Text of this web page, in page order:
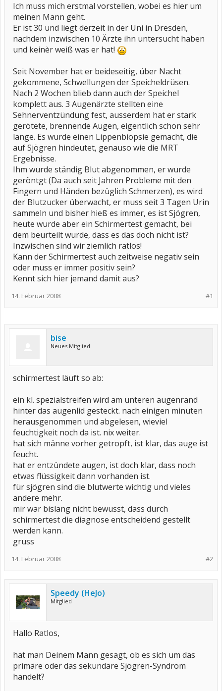
Ich muss mich erstmal vorstellen, wobei es hier um
meinen Mann geht.
Er ist 30 und liegt derzeit in der Uni in Dresden,
nachdem inzwischen 10 Ärzte ihn untersucht haben
und keinèr weiß was er hat!
Seit November hat er beideseitig, über Nacht
gekommene, Schwellungen der Speicheldrüsen.
Nach 2 Wochen blieb dann auch der Speichel
komplett aus. 3 Augenärzte stellten eine
Sehnerventzündung fest, ausserdem hat er stark
gerötete, brennende Augen, eigentlich schon sehr
lange. Es wurde einen Lippenbiopsie gemacht, die
auf Sjögren hindeutet, genauso wie die MRT
Ergebnisse.
Ihm wurde ständig Blut abgenommen, er wurde
geröntgt (Da auch seit Jahren Probleme mit den
Fingern und Händen bezüglich Schmerzen), es wird
der Blutzucker überwacht, er muss seit 3 Tagen Urin
sammeln und bisher hieß es immer, es ist Sjögren,
heute wurde aber ein Schirmertest gemacht, bei
dem beurteilt wurde, dass es das doch nicht ist?
Inzwischen sind wir ziemlich ratlos!
Kann der Schirmertest auch zeitweise negativ sein
oder muss er immer positiv sein?
Kennt sich hier jemand damit aus?
#1
14. Februar 2008
bise
Neues Mitglied
schirmertest läuft so ab:
ein kl. spezialstreifen wird am unteren augenrand
hinter das augenlid gesteckt. nach einigen minuten
herausgenommen und abgelesen, wieviel
feuchtigkeit noch da ist. nix weiter.
hat sich männe vorher getropft, ist klar, das auge ist
feucht.
hat er entzündete augen, ist doch klar, dass noch
etwas flüssigkeit dann vorhanden ist.
für sjögren sind die blutwerte wichtig und vieles
andere mehr.
mir war bislang nicht bewusst, dass durch
schirmertest die diagnose entscheidend gestellt
werden kann.
gruss
#2
14. Februar 2008
Speedy (HeJo)
Mitglied
Hallo Ratlos,
hat man Deinem Mann gesagt, ob es sich um das
primäre oder das sekundäre Sjögren-Syndrom
handelt?